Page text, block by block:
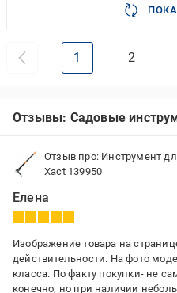
1 2
Отзывы: Садовые
Отзыв про: Инструмент
Xact 139950
Елена
Изображение товара на
действительности. На фото
класса. По факту покупки- не
конечно, но при наличии